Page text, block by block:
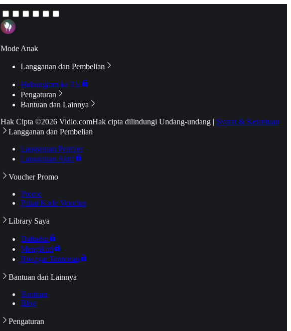
Mode Anak
Langganan dan Pembelian
Hubungkan ke TV
Pengaturan
Bantuan dan Lainnya
Hak Cipta ©2026 Vidio.comHak cipta dilindungi Undang-undang | Syarat & Ketentuan
Langganan dan Pembelian
Langganan Premier
Langganan Aktif
Voucher Promo
Promo
Pakai Kode Voucher
Library Saya
Daftarku
Mengikuti
Riwayat Tontonan
Bantuan dan Lainnya
Bantuan
Blog
Pengaturan